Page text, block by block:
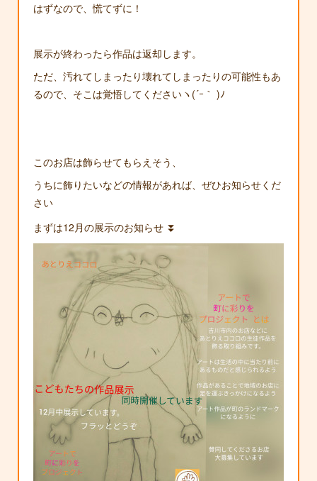
はずなので、慌てずに！
展示が終わったら作品は返却します。
ただ、汚れてしまったり壊れてしまったりの可能性もあ
るので、そこは覚悟してくださいヽ(´ｰ｀ )ﾉ
このお店は飾らせてもらえそう、
うちに飾りたいなどの情報があれば、ぜひお知らせくだ
さい
まずは12月の展示のお知らせ ⏬